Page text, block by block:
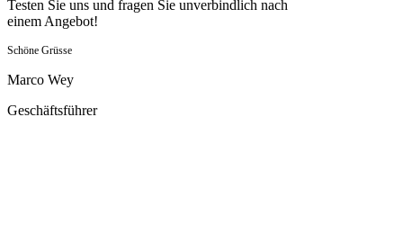
Testen Sie uns und fragen Sie unverbindlich nach
einem Angebot!
Schöne Grüsse
Marco Wey
Geschäftsführer